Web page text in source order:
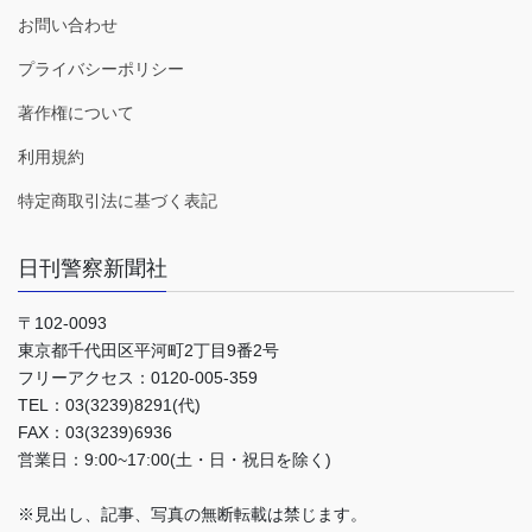
お問い合わせ
プライバシーポリシー
著作権について
利用規約
特定商取引法に基づく表記
日刊警察新聞社
〒102-0093
東京都千代田区平河町2丁目9番2号
フリーアクセス：0120-005-359
TEL：03(3239)8291(代)
FAX：03(3239)6936
営業日：9:00~17:00(土・日・祝日を除く)
※見出し、記事、写真の無断転載は禁じます。